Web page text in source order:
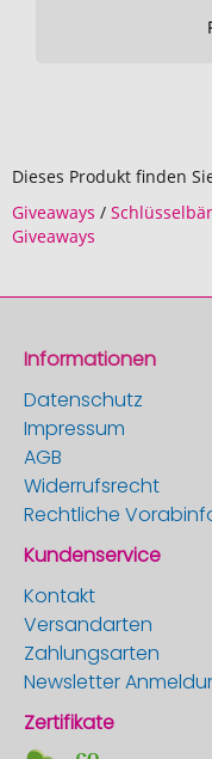
Dieses Produkt finden
Giveaways /
Giveaways
Informationen
Datenschutz
Impressum
AGB
Widerrufsrecht
Rechtliche
Kundenservice
Kontakt
Versandarten
Zahlungsarten
Newsletter
Zertifikate